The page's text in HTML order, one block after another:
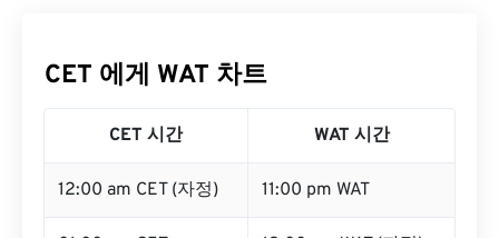
CET 에게 WAT 차트
CET 시간 WAT 시간
12:00 am CET (자정) 11:00 pm WAT